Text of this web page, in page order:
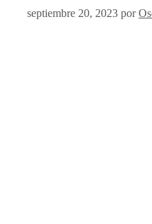
septiembre 20, 2023 por